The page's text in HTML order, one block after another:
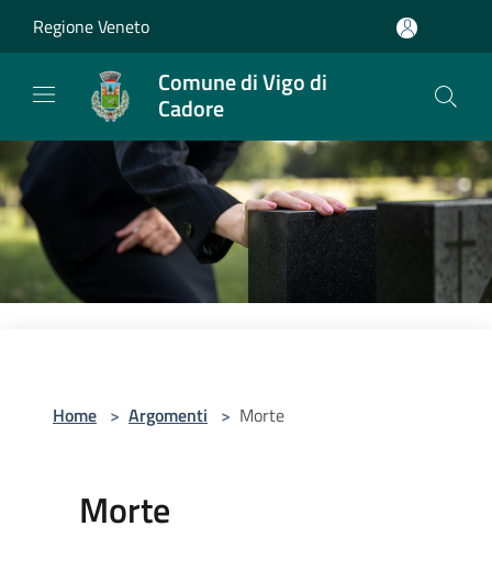
Regione Veneto
Comune di Vigo di
Cadore
Home > Argomenti > Morte
Morte